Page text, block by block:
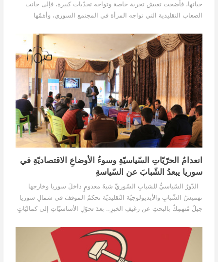
حياتها، فأضحت تعيش تجربة خاصة وتواجه تحدّيات كبيرة، فإلى جانب
الصعاب التقليدية التي تواجه المرأة في المجتمع السوري، وأهمّها
انعدامُ الحرّيّاتِ السّياسيّةِ وسوءُ الأوضاعِ الاقتصاديّةِ في
سوريا يبعدُ الشّبابَ عن السّياسةِ
الدّورُ السّياسيُّ للشبابِ السّوريِّ شبهُ معدومٍ داخلَ سوريا وخارجها
تهميشُ الشّبابِ والأيديولوجيّة التّقليديّة تحكمُ الموقفَ في شمالِ سوريا
جيلٌ مُنهمِكٌ بالبحثِ عن رغيفِ الخبزِ.. بعدَ تحوّلِ الأساسيّاتِ إلى كماليّاتٍ